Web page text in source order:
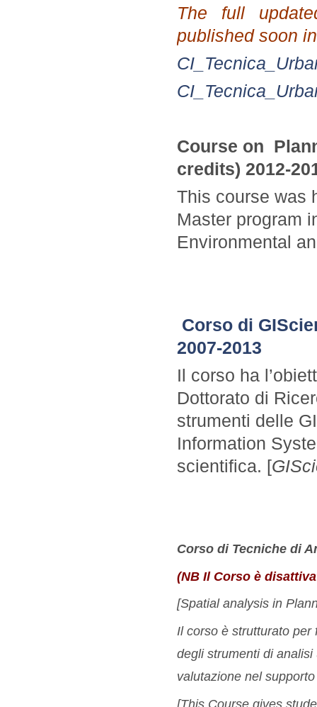
The full
published soon
Course on
credits) 2012-
This course was
Master program
Environmental
Corso di
2007-2013
Il corso ha
Dottorato di
strumenti delle
Information
scientifica. [
Corso di Tecniche di
(NB Il Corso è
[Spatial analysis in
Il corso è strutturato per
degli strumenti di
valutazione nel